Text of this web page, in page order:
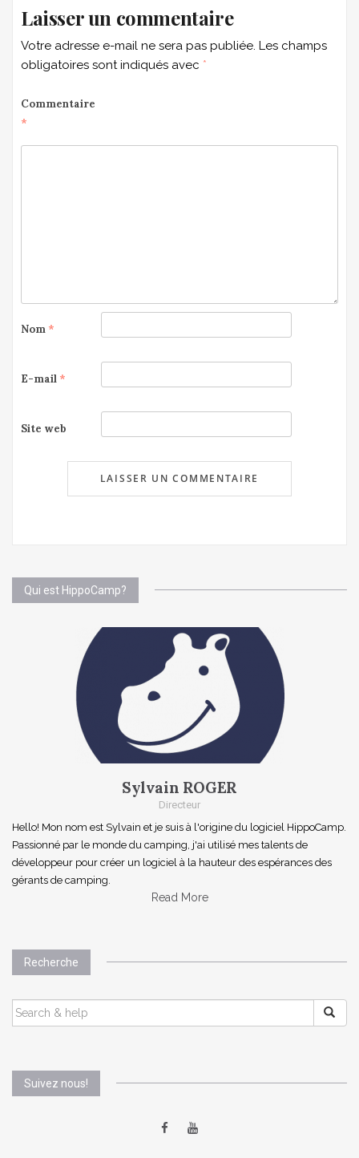
Laisser un commentaire
Votre adresse e-mail ne sera pas publiée. Les champs
obligatoires sont indiqués avec *
Commentaire
*
Nom *
E-mail *
Site web
Qui est HippoCamp?
Sylvain ROGER
Directeur
Hello! Mon nom est Sylvain et je suis à l'origine du logiciel HippoCamp.
Passionné par le monde du camping, j'ai utilisé mes talents de
développeur pour créer un logiciel à la hauteur des espérances des
gérants de camping.
Read More
Recherche
SEARCH
FOR:
Suivez nous!